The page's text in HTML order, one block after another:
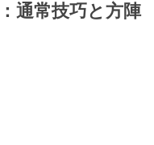
通常技巧と方陣